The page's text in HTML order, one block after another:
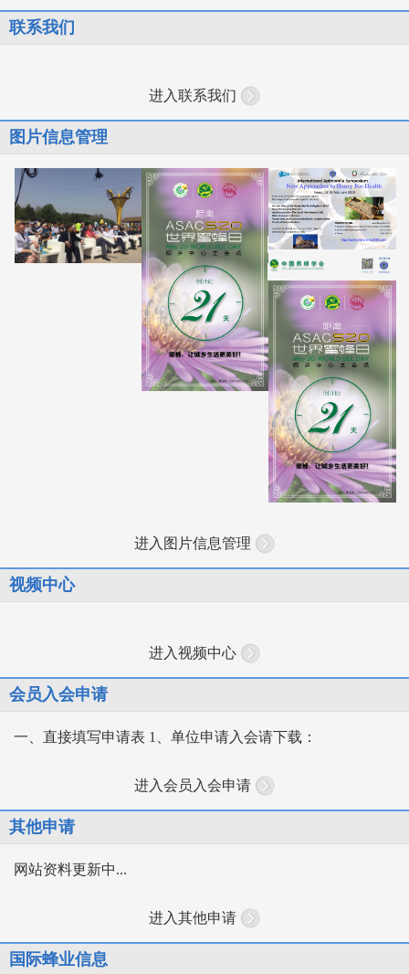
联系我们
进入联系我们
图片信息管理
进入图片信息管理
视频中心
进入视频中心
会员入会申请
一、直接填写申请表 1、单位申请入会请下载：
进入会员入会申请
其他申请
网站资料更新中...
进入其他申请
国际蜂业信息